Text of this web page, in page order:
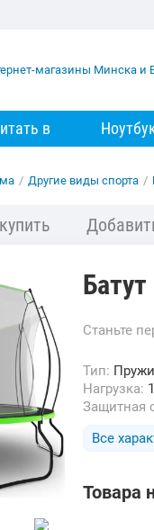
в
/ Другие виды спорта /
Станьте
Тип:
Нагрузка:
Защитная
Все
Товара